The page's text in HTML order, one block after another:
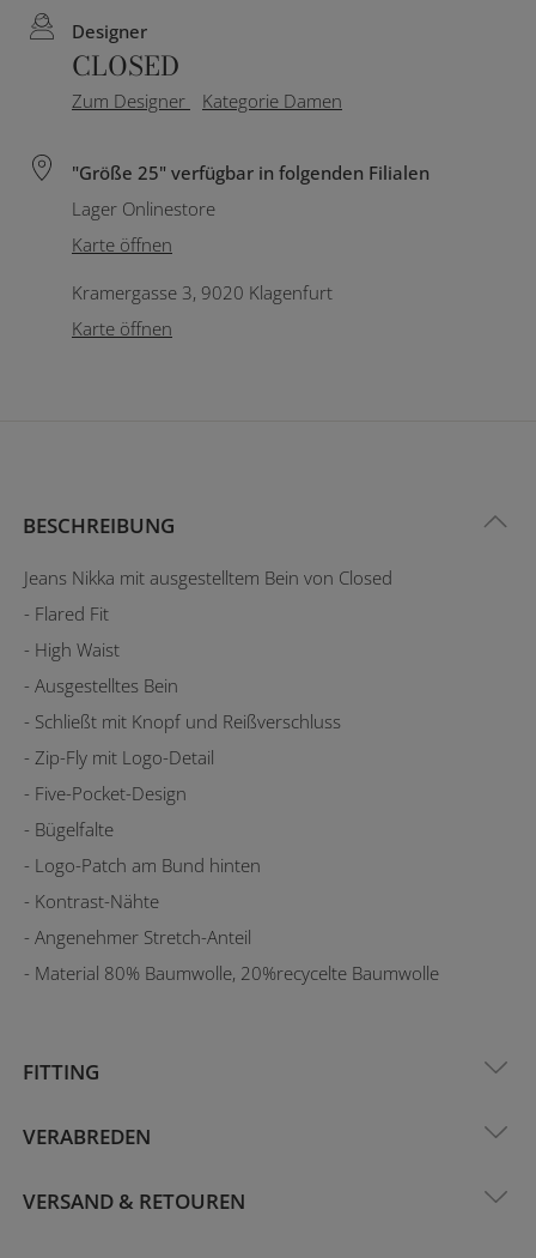
Designer
CLOSED
Zum Designer Kategorie Damen
"Größe 25" verfügbar in folgenden Filialen
Lager Onlinestore
Karte öffnen
Kramergasse 3, 9020 Klagenfurt
Karte öffnen
BESCHREIBUNG
Jeans Nikka mit ausgestelltem Bein von Closed
- Flared Fit
- High Waist
- Ausgestelltes Bein
- Schließt mit Knopf und Reißverschluss
- Zip-Fly mit Logo-Detail
- Five-Pocket-Design
- Bügelfalte
- Logo-Patch am Bund hinten
- Kontrast-Nähte
- Angenehmer Stretch-Anteil
- Material 80% Baumwolle, 20%recycelte Baumwolle
FITTING
VERABREDEN
VERSAND & RETOUREN